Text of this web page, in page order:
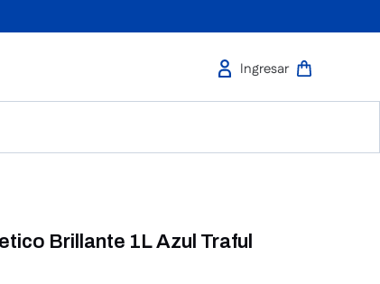
Brillante 1L Azul Traful